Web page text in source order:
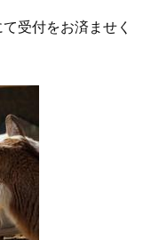
受付をお済ませく